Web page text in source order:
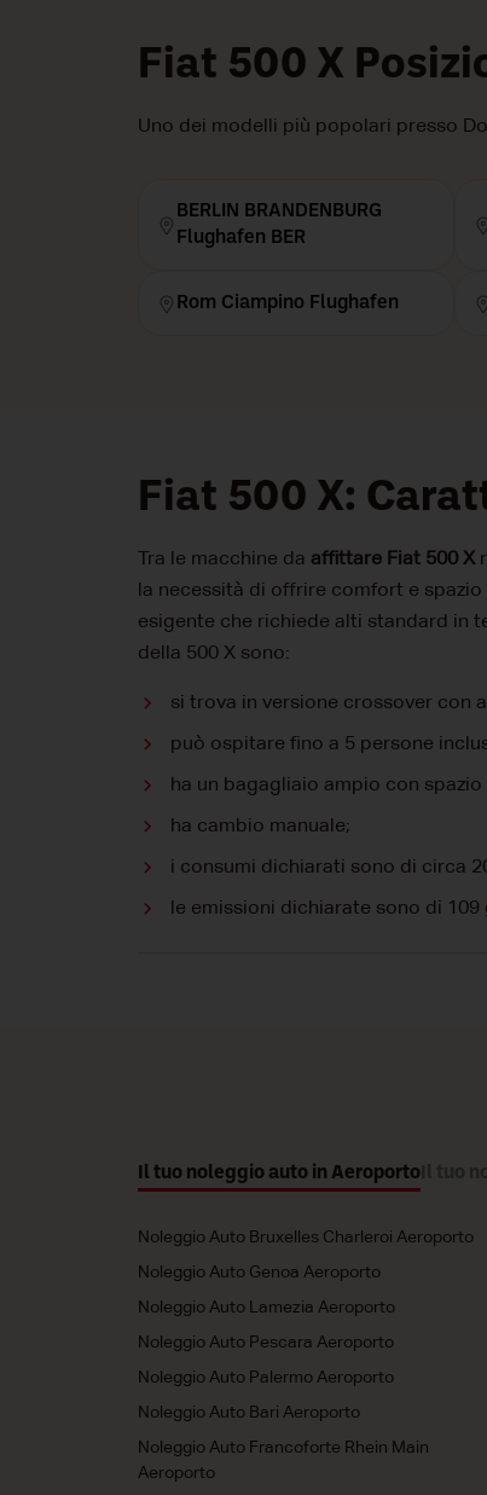
Fiat 500 X
Uno dei modelli più popolari presso
BERLIN BRANDENBURG
Flughafen BER
Rom Ciampino Flughafen
Fiat 500 X:
Tra le macchine da affittare Fiat 500 X
la necessità di offrire comfort e
esigente che richiede alti standard in
della 500 X sono:
si trova in versione crossover con
può ospitare fino a 5 persone
ha un bagagliaio ampio con
ha cambio manuale;
i consumi dichiarati sono di circa
le emissioni dichiarate sono di 109
Il tuo noleggio auto in Aeroporto
Noleggio Auto Bruxelles Charleroi Aeroporto
Noleggio Auto Genoa Aeroporto
Noleggio Auto Lamezia Aeroporto
Noleggio Auto Pescara Aeroporto
Noleggio Auto Palermo Aeroporto
Noleggio Auto Bari Aeroporto
Noleggio Auto Francoforte Rhein Main
Aeroporto